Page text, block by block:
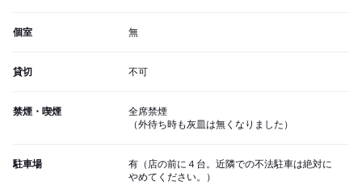
個室 無
貸切 不可
禁煙・喫煙
全席禁煙
（外待ち時も灰皿は無くなりました）
駐車場
有（店の前に４台。近隣での不法駐車は絶対に
やめてください。）